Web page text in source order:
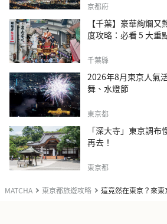
MATCHA 東京都旅遊攻略 這竟然在東京？來
京都府
【千葉】豪華絢爛
度攻略：必看 5 大重
千葉縣
2026年8月東京人氣
舞、水燈節
東京都
「深大寺」東京調
再去！
東京都